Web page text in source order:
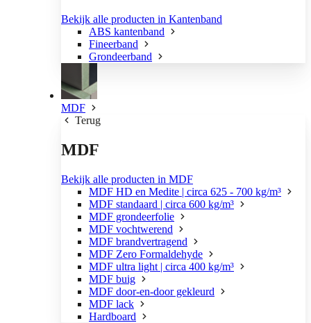
Bekijk alle producten in Kantenband
ABS kantenband
Fineerband
Grondeerband
MDF
Terug
MDF
Bekijk alle producten in MDF
MDF HD en Medite | circa 625 - 700 kg/m³
MDF standaard | circa 600 kg/m³
MDF grondeerfolie
MDF vochtwerend
MDF brandvertragend
MDF Zero Formaldehyde
MDF ultra light | circa 400 kg/m³
MDF buig
MDF door-en-door gekleurd
MDF lack
Hardboard